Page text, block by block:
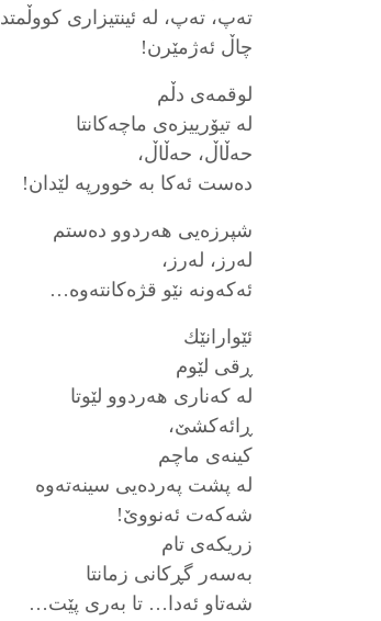
ته‌پ، ته‌پ، له‌ ئینتیزاری كووڵمتدا
چاڵ ئه‌ژمێرن!
لوقمه‌ی دڵم
له‌ تیۆرییزه‌ی ماچه‌كانتا
حه‌ڵاڵ، حه‌ڵاڵ،
ده‌ست ئه‌كا به‌ خوورپه‌ لێدان!
شپرزه‌یی هه‌ردوو ده‌ستم
له‌رز، له‌رز،
ئه‌كه‌ونه‌ نێو قژه‌كانته‌وه‌…
ئێوارانێك
ڕقی لێوم
له‌ كه‌ناری هه‌ردوو لێوتا
ڕائه‌كشێ،
كینه‌ی ماچم
له‌ پشت په‌رده‌یی سینه‌ته‌وه‌
شه‌كه‌ت ئه‌نووێ!
زریكه‌ی تام
به‌سه‌ر گڕكانی زمانتا
شه‌تاو ئه‌دا… تا به‌ری پێت…